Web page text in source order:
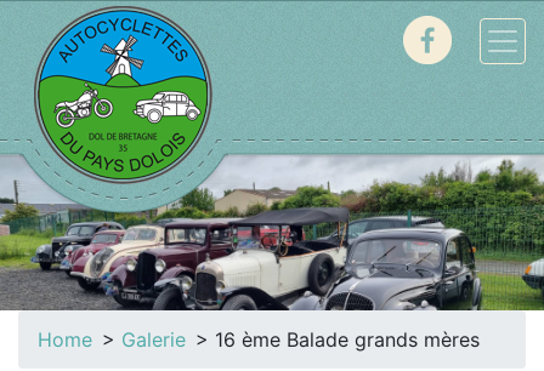
Home Galerie 16 ème Balade grands mères